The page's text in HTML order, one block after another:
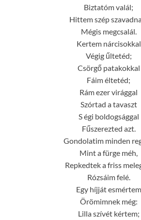
Biztatóm valál;
Hittem szép
Mégis megcsalál.
Kertem nárcisokkal
Végig űltetéd;
Csörgő patakokkal
Fáim éltetéd;
Rám ezer virággal
Szórtad a tavaszt
S égi boldogsággal
Fűszerezted azt.
Gondolatim minden
Mint a fürge méh,
Repkedtek a friss
Rózsáim felé.
Egy híjját esmértem
Örömimnek még:
Lilla szívét kértem;